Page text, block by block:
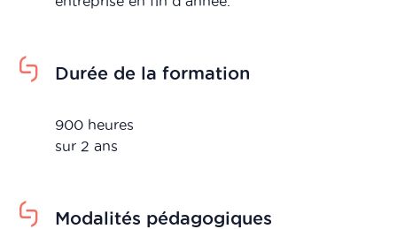
Durée de la formation
900 heures
sur 2 ans
Modalités pédagogiques